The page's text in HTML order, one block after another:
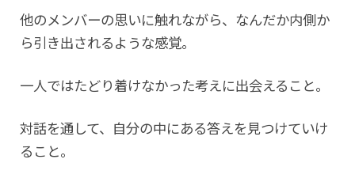
他のメンバーの思いに触れながら、なんだか内側か
ら引き出されるような感覚。
一人ではたどり着けなかった考えに出会えること。
対話を通して、自分の中にある答えを見つけていけ
ること。